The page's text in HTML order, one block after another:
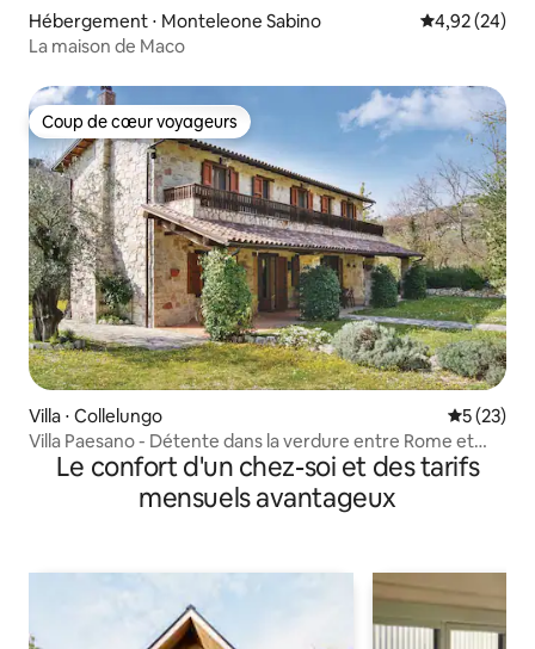
Hébergement ⋅ Monteleone Sabino Évaluation
4,92 (24)
La maison de Maco
Coup de cœur voyageurs
Coup de cœur voyageurs
Villa ⋅ Collelungo
5 (23)
Villa Paesano - Détente dans la verdure entre Rome et
RietiLe confort d'un chez-soi et des tarifs
mensuels avantageux